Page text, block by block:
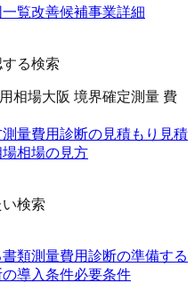
覧改善候補事業詳細
る検索
相場大阪 境界確定測量 費
測量費用診断の見積もり 見積
場相場の見方
検索
類測量費用診断の準備する
導入条件必要条件